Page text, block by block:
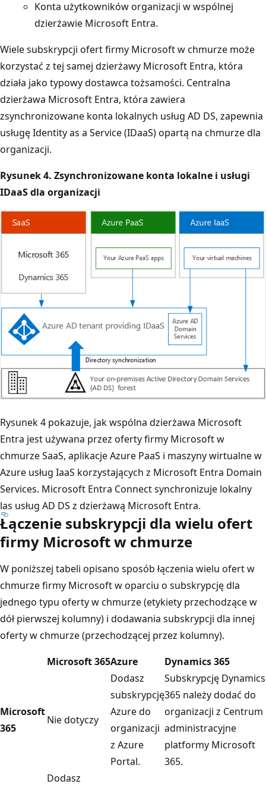
Konta użytkowników organizacji w wspólnej
dzierżawie Microsoft Entra.
Wiele subskrypcji ofert firmy Microsoft w chmurze może
korzystać z tej samej dzierżawy Microsoft Entra, która
działa jako typowy dostawca tożsamości. Centralna
dzierżawa Microsoft Entra, która zawiera
zsynchronizowane konta lokalnych usług AD DS, zapewnia
usługę Identity as a Service (IDaaS) opartą na chmurze dla
organizacji.
Rysunek 4. Zsynchronizowane konta lokalne i usługi
IDaaS dla organizacji
Rysunek 4 pokazuje, jak wspólna dzierżawa Microsoft
Entra jest używana przez oferty firmy Microsoft w
chmurze SaaS, aplikacje Azure PaaS i maszyny wirtualne w
Azure usług IaaS korzystających z Microsoft Entra Domain
Services. Microsoft Entra Connect synchronizuje lokalny
las usług AD DS z dzierżawą Microsoft Entra.
Łączenie subskrypcji dla wielu ofert
firmy Microsoft w chmurze
W poniższej tabeli opisano sposób łączenia wielu ofert w
chmurze firmy Microsoft w oparciu o subskrypcję dla
jednego typu oferty w chmurze (etykiety przechodzące w
dół pierwszej kolumny) i dodawania subskrypcji dla innej
oferty w chmurze (przechodzącej przez kolumny).
Microsoft 365Azure Dynamics 365
Microsoft
365
Nie dotyczy
Dodasz
subskrypcję
Azure do
organizacji
z Azure
Portal.
Subskrypcję Dynamics
365 należy dodać do
organizacji z Centrum
administracyjne
platformy Microsoft
365.
Dodasz